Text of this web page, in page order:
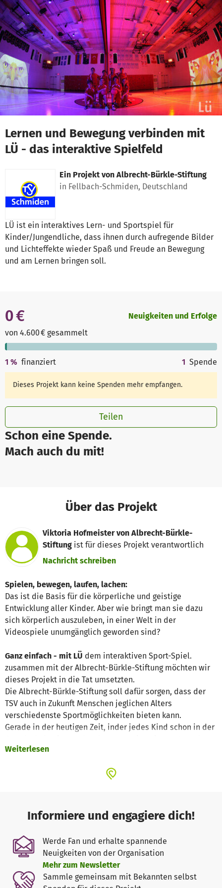
Zum Hauptinhalt springen
Erklärung zur Barrierefreiheit anzeigen
Lernen und Bewegung verbinden mit
LÜ - das interaktive Spielfeld
Ein Projekt von Albrecht-Bürkle-Stiftung
in Fellbach-Schmiden, Deutschland
LÜ ist ein interaktives Lern- und Sportspiel für
Kinder/Jungendliche, dass ihnen durch aufregende Bilder
und Lichteffekte wieder Spaß und Freude an Bewegung
und am Lernen bringen soll.
Schon eine Spende.
Mach auch du mit!
0 €
von 4.600 € gesammelt
Neuigkeiten und Erfolge
1 % finanziert 1 Spende
Dieses Projekt kann keine Spenden mehr empfangen.
Teilen
Über das Projekt
Viktoria Hofmeister von Albrecht-Bürkle-
Stiftung ist für dieses Projekt verantwortlich
Nachricht schreiben
Spielen, bewegen, laufen, lachen:
Das ist die Basis für die körperliche und geistige
Entwicklung aller Kinder. Aber wie bringt man sie dazu
sich körperlich auszuleben, in einer Welt in der
Videospiele unumgänglich geworden sind?
Ganz einfach - mit LÜ dem interaktiven Sport-Spiel.
zusammen mit der Albrecht-Bürkle-Stiftung möchten wir
dieses Projekt in die Tat umsetzten.
Die Albrecht-Bürkle-Stiftung soll dafür sorgen, dass der
TSV auch in Zukunft Menschen jeglichen Alters
verschiedenste Sportmöglichkeiten bieten kann.
Gerade in der heutigen Zeit, inder jedes Kind schon in der
besitzt und viele nur noch stunden lang vor dem
den Sport zu begeistern. Alles was nicht flimmert und
empfinden Schule und Sport als ein Muss und haben
keinen Spaß mehr daran…
Aber wie schafft man es wieder Freude in diese Bereiche
zu zaubern.
Die Antwort ist einfach: Anstatt Apps und Computerspiele
Weiterlesen
Informiere und engagiere dich!
Werde Fan und erhalte spannende
Neuigkeiten von der Organisation
Mehr zum Newsletter
Sammle gemeinsam mit Bekannten selbst